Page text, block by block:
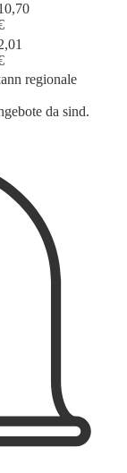
regionale
da sind.